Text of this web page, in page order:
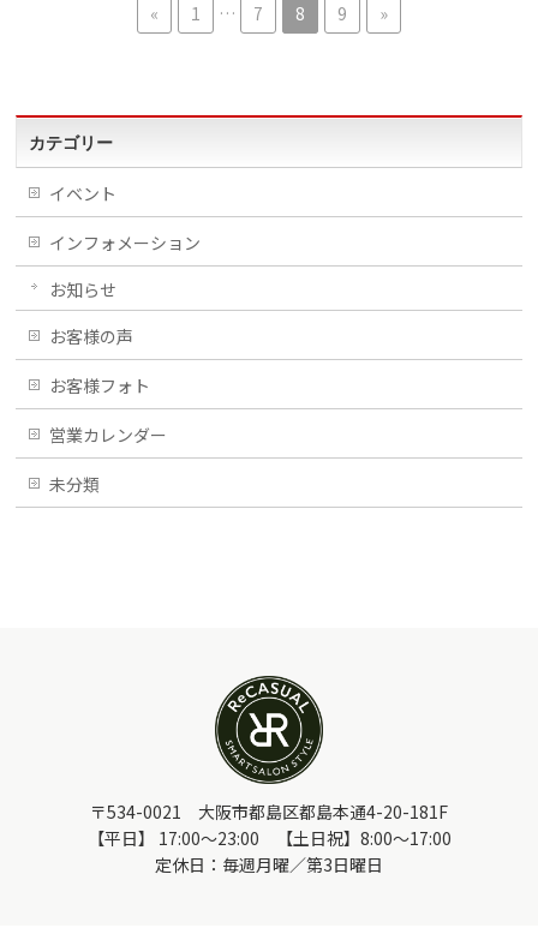
« 1 … 7 8 9 »
カテゴリー
イベント
インフォメーション
お知らせ
お客様の声
お客様フォト
営業カレンダー
未分類
〒534-0021 大阪市都島区都島本通4-20-181F
【平日】 17:00～23:00 【土日祝】8:00～17:00
定休日：毎週月曜／第3日曜日